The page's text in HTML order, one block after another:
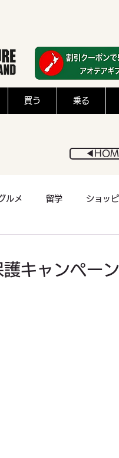
買う 乗る
ルメ 留学 ショッ
キャンペー